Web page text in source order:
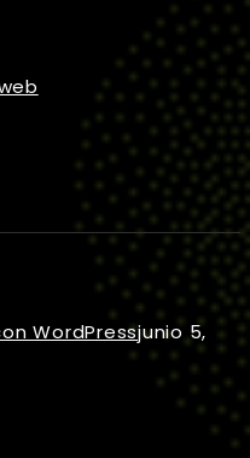
WordPressjunio 5,